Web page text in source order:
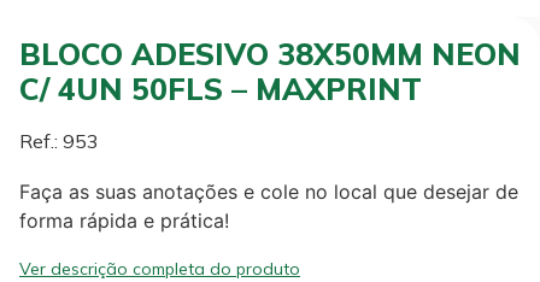
BLOCO ADESIVO 38X50MM NEON
C/ 4UN 50FLS – MAXPRINT
Ref.: 953
Faça as suas anotações e cole no local que desejar de
forma rápida e prática!
Ver descrição completa do produto